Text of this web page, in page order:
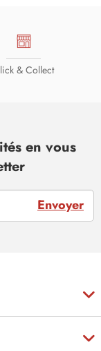
& Collect
en vous
Envoyer